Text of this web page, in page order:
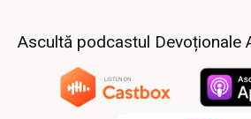
Ascultă podcastul Devoționale